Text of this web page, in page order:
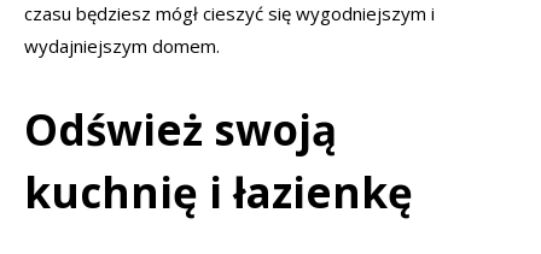
czasu będziesz mógł cieszyć się wygodniejszym i
wydajniejszym domem.
Odśwież swoją
kuchnię i łazienkę